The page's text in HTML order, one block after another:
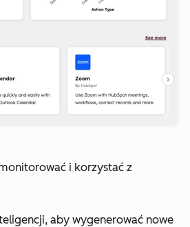
i korzystać z
aby wygenerować nowe